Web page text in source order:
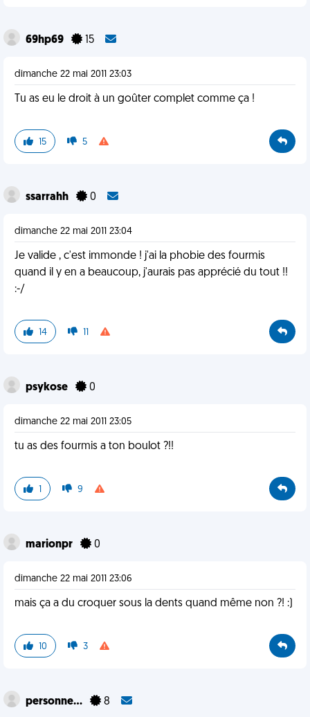
69hp69 15
dimanche 22 mai 2011 23:03
Tu as eu le droit à un goûter complet comme ça !
15 5
ssarrahh 0
dimanche 22 mai 2011 23:04
Je valide , c'est immonde ! j'ai la phobie des fourmis
quand il y en a beaucoup, j'aurais pas apprécié du tout !!
:-/
14 11
psykose 0
dimanche 22 mai 2011 23:05
tu as des fourmis a ton boulot ?!!
1 9
marionpr 0
dimanche 22 mai 2011 23:06
mais ça a du croquer sous la dents quand même non ?! :)
10 3
personne... 8